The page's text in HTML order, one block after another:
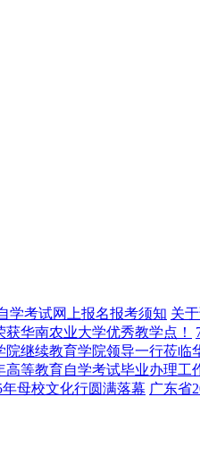
学考试网上报名报考须知 关
华南农业大学优秀教学点！
继续教育学院领导一行莅临
高等教育自学考试毕业办理工
母校文化行圆满落幕 广东省